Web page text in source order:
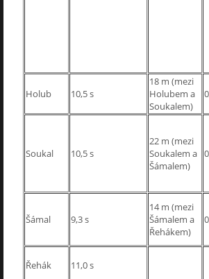
Holub 10,5 s
18 m (mezi
Holubem a
Soukalem)
Soukal 10,5 s
22 m (mezi
Soukalem a
Šámalem)
Šámal 9,3 s
14 m (mezi
Šámalem a
Řehákem)
Řehák 11,0 s